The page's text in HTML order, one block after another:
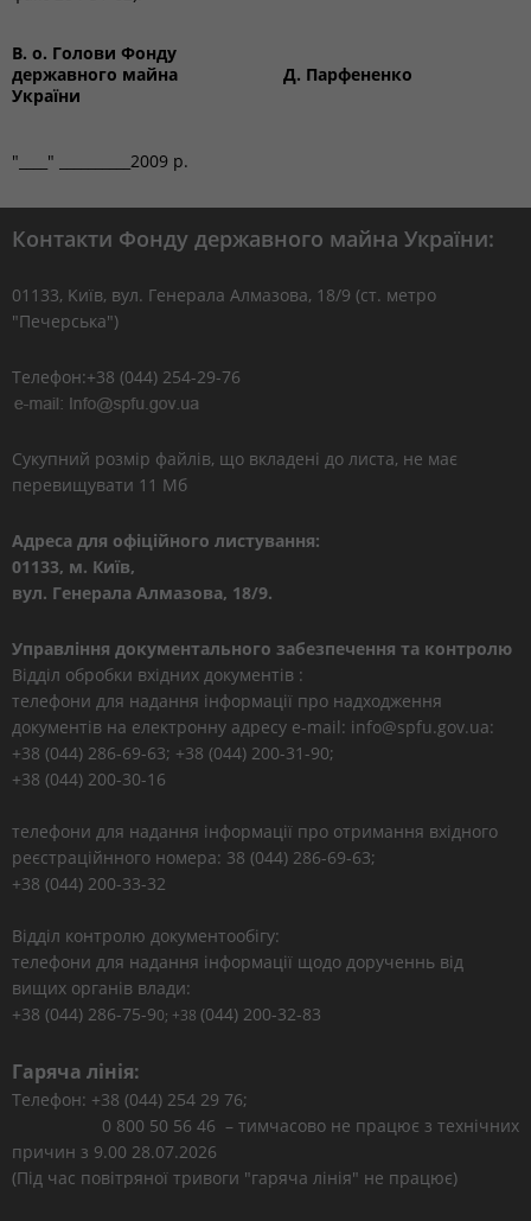
В. о. Голови Фонду
державного майна
України
Д. Парфененко
"____" __________2009 р.
Контакти Фонду державного майна України:
01133, Kиїв, вул. Генерала Алмазова, 18/9 (ст. метро
"Печерська")
Телефон:+38 (044) 254-29-76
Сукупний розмір файлів, що вкладені до листа, не має
перевищувати 11 Мб
Адреса для офіційного листування:
01133, м. Київ,
вул. Генерала Алмазова, 18/9.
Управління документального забезпечення та контролю
Відділ обробки вхідних документів :
телефони для надання інформації про надходження
документів на електронну адресу e-mail: info@spfu.gov.ua:
+38 (044) 286-69-63; +38 (044) 200-31-90;
+38 (044) 200-30-16
телефони для надання інформації про отримання вхідного
реєстраційнного номера: 38 (044) 286-69-63;
+38 (044) 200-33-32
Відділ контролю документообігу:
телефони для надання інформації щодо дорученнь від
вищих органів влади:
+38 (044) 286-75-90; +38 (044) 200-32-83
Гаряча лінія:
Телефон: +38 (044) 254 29 76;
0 800 50 56 46 – тимчасово не працює з технічних
причин з 9.00 28.07.2026
(Під час повітряної тривоги "гаряча лінія" не працює)